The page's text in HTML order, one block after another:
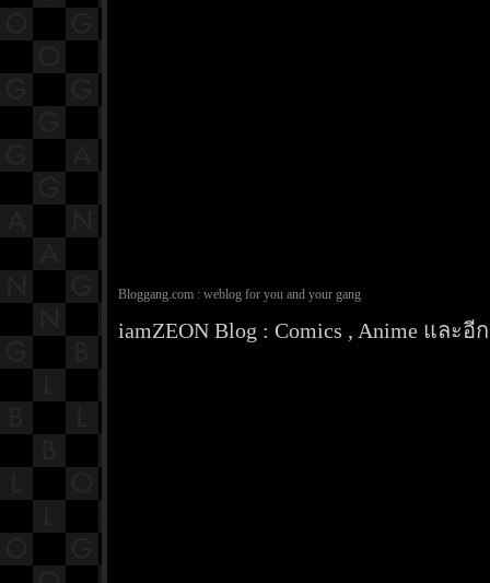
Bloggang.com : weblog for you and your gang
iamZEON Blog : Comics , Anime และอี